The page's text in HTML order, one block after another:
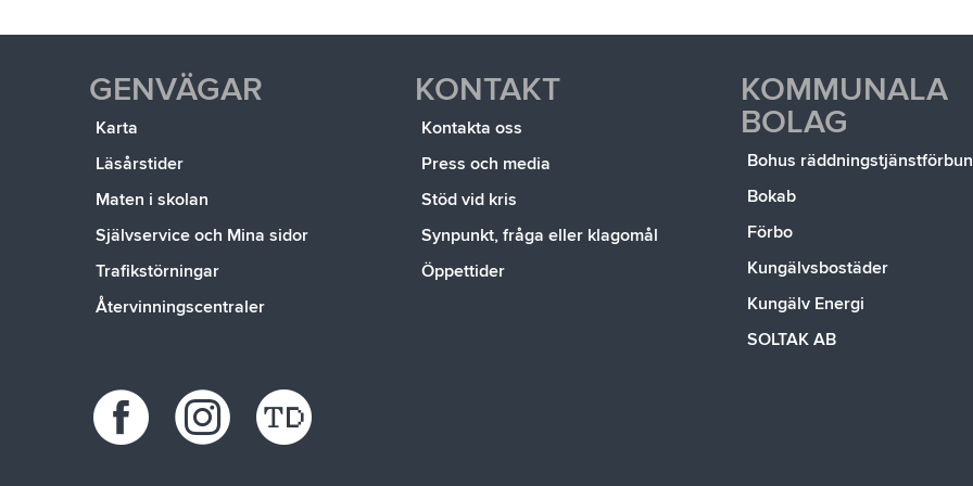
GENVÄGAR
Karta
Läsårstider
Maten i skolan
Självservice och Mina sidor
Trafikstörningar
Återvinningscentraler
KONTAKT
Kontakta oss
Press och media
Stöd vid kris
Synpunkt, fråga eller klagomål
Öppettider
KOMMUNALA
BOLAG
Bohus
Bokab
Förbo
Kungälvsbostäder
Kungälv Energi
SOLTAK AB